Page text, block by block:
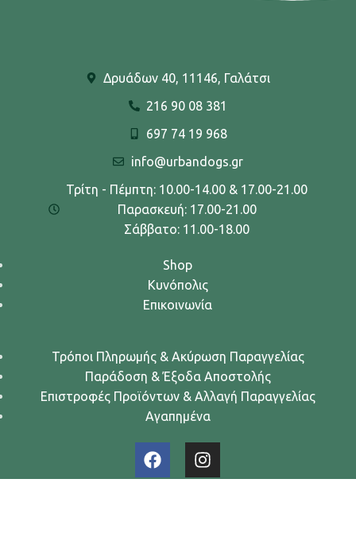
Δρυάδων 40, 11146, Γαλάτσι
216 90 08 381
697 74 19 968
info@urbandogs.gr
Τρίτη - Πέμπτη: 10.00-14.00 & 17.00-21.00
Παρασκευή: 17.00-21.00
Σάββατο: 11.00-18.00
Shop
Κυνόπολις
Επικοινωνία
Τρόποι Πληρωμής & Ακύρωση Παραγγελίας
Παράδοση & Έξοδα Αποστολής
Επιστροφές Προϊόντων & Αλλαγή Παραγγελίας
Αγαπημένα